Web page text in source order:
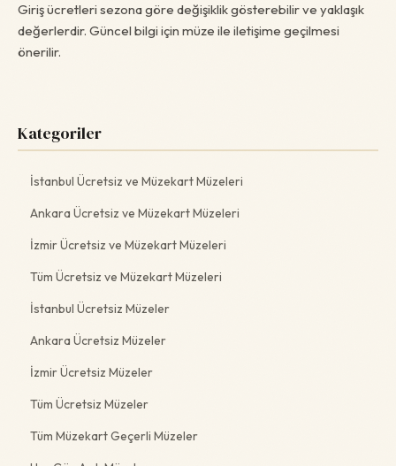
Giriş ücretleri sezona göre değişiklik gösterebilir ve yaklaşık
değerlerdir. Güncel bilgi için müze ile iletişime geçilmesi
önerilir.
Kategoriler
İstanbul Ücretsiz ve Müzekart Müzeleri
Ankara Ücretsiz ve Müzekart Müzeleri
İzmir Ücretsiz ve Müzekart Müzeleri
Tüm Ücretsiz ve Müzekart Müzeleri
İstanbul Ücretsiz Müzeler
Ankara Ücretsiz Müzeler
İzmir Ücretsiz Müzeler
Tüm Ücretsiz Müzeler
Tüm Müzekart Geçerli Müzeler